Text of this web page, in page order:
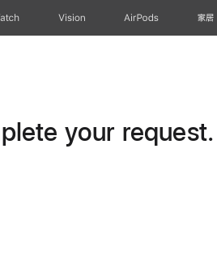
Vision AirPods 家居
your